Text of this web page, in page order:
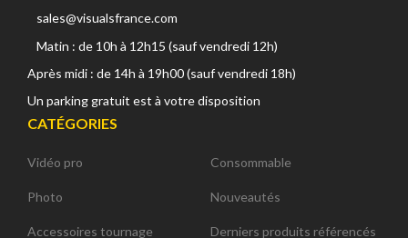
sales@visualsfrance.com
Matin : de 10h à 12h15 (sauf vendredi 12h)
Après midi : de 14h à 19h00 (sauf vendredi 18h)
Un parking gratuit est à votre disposition
CATÉGORIES
Vidéo pro
Photo
Accessoires tournage
Consommable
Nouveautés
Derniers produits référencés